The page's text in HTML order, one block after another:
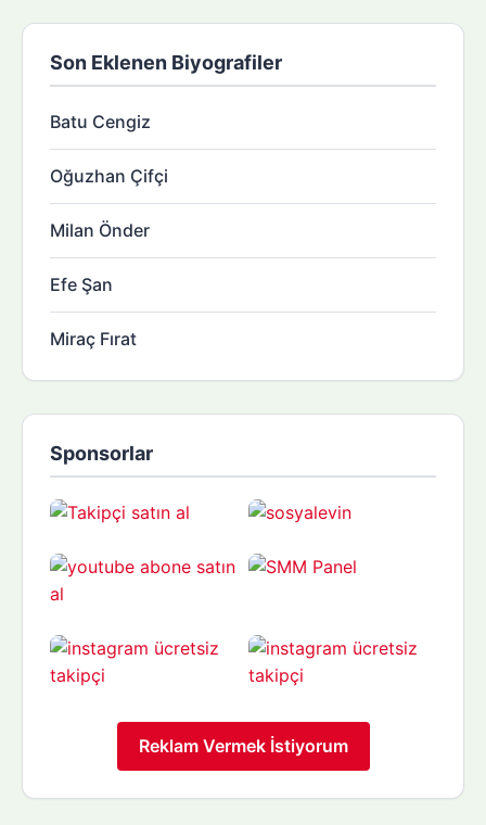
Son Eklenen Biyografiler
Batu Cengiz
Oğuzhan Çifçi
Milan Önder
Efe Şan
Miraç Fırat
Sponsorlar
Reklam Vermek İstiyorum